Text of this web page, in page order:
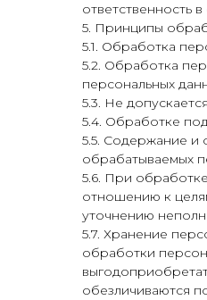
ответственность
5. Принципы
5.1. Обработка
5.2. Обработка
персональных
5.3. Не
5.4. Обработке
5.5. Содержание и
обрабатываемых
5.6. При
отношению к
уточнению
5.7. Хранение
обработки
обезличиваются